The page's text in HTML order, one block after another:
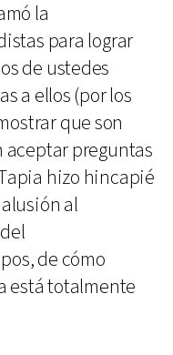
la
para lograr
de ustedes
a ellos (por los
que son
preguntas
hizo hincapié
al
de cómo
está totalmente